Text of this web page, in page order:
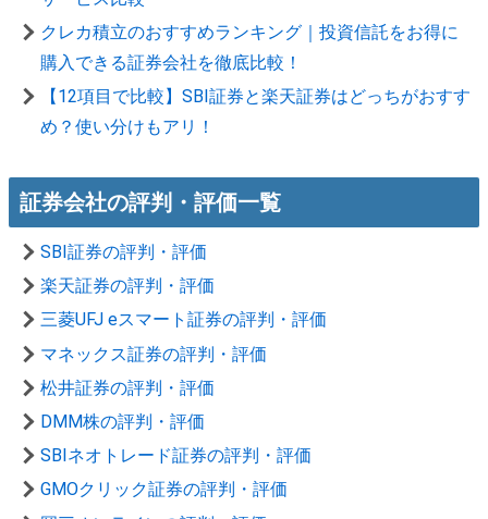
クレカ積立のおすすめランキング｜投資信託をお得に
購入できる証券会社を徹底比較！
【12項目で比較】SBI証券と楽天証券はどっちがおすす
め？使い分けもアリ！
証券会社の評判・評価一覧
SBI証券の評判・評価
楽天証券の評判・評価
三菱UFJ eスマート証券の評判・評価
マネックス証券の評判・評価
松井証券の評判・評価
DMM株の評判・評価
SBIネオトレード証券の評判・評価
GMOクリック証券の評判・評価